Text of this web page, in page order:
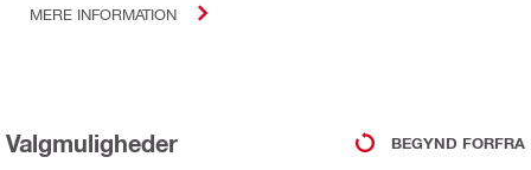
MERE INFORMATION
Valgmuligheder BEGYND FORFRA